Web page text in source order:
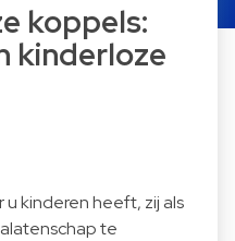
koppels:
kinderloze
kinderen heeft, zij als
te